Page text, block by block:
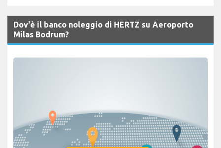
Dov'è il banco noleggio di HERTZ su Aeroporto
Milas Bodrum?